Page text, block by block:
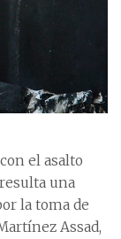
el asalto
una
la toma de
Assad,